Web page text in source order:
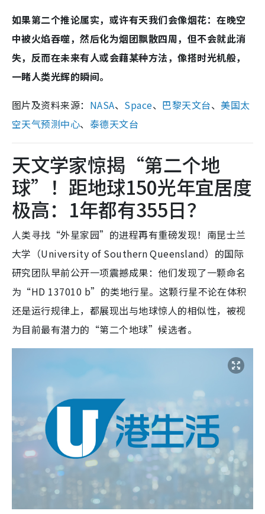
如果第二个推论属实，或许有天我们会像烟花：在晚空
中被火焰吞噬，然后化为烟团飘散四周，但不会就此消
失，反而在未来有人或会藉某种方法，像搭时光机般，
一睹人类光辉的瞬间。
图片及资料来源： NASA、 Space、 巴黎天文台、 美国太
空天气预测中心、 泰德天文台
天文学家惊揭“第二个地
球”！距地球150光年宜居度
极高：1年都有355日？
人类寻找“外星家园”的进程再有重磅发现！南昆士兰
大学（University of Southern Queensland）的国际
研究团队早前公开一项震撼成果：他们发现了一颗命名
为“HD 137010 b”的类地行星。这颗行星不论在体积
还是运行规律上，都展现出与地球惊人的相似性，被视
为目前最有潜力的“第二个地球”候选者。